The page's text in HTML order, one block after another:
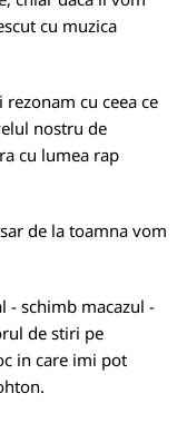
cu muzica
cu ceea ce
nostru de
cu lumea rap
de la toamna vom
- schimb macazul -
de stiri pe
in care imi pot